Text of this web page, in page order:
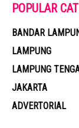
POPULAR
BANDAR
LAMPUNG
LAMPUNG
JAKARTA
ADVERTORIAL